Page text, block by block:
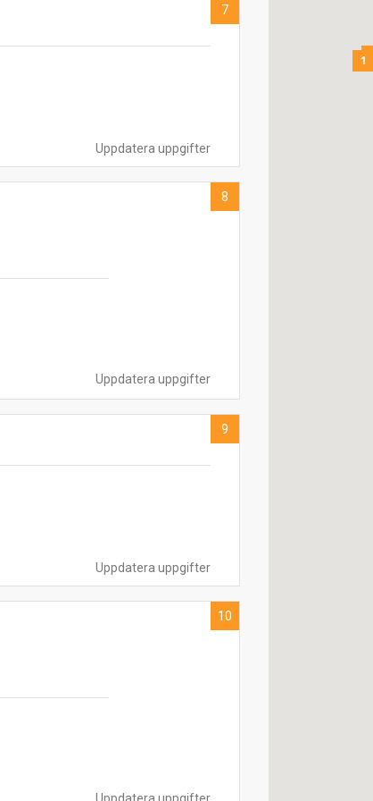
Uppdatera uppgifter
7
Uppdatera uppgifter
8
Uppdatera uppgifter
9
10
1